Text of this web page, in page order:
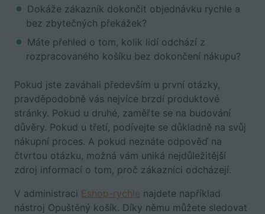
Dokáže zákazník dokončit objednávku rychle a
bez zbytečných překážek?
Máte přehled o tom, kolik lidí odchází z
rozpracovaného košíku bez dokončení nákupu?
Pokud jste zaváhali především u první otázky,
pravděpodobně vás nejvíce brzdí produktové
stránky. Pokud u druhé, zaměřte se na budování
důvěry. Pokud u třetí, podívejte se důkladně na svůj
nákupní proces. A pokud neznáte odpověď na
čtvrtou otázku, možná vám uniká nejdůležitější
zdroj informací o tom, proč zákazníci odcházejí.
V administraci Eshop-rychle najdete například
nástroj Opuštěný košík. Díky němu můžete sledovat